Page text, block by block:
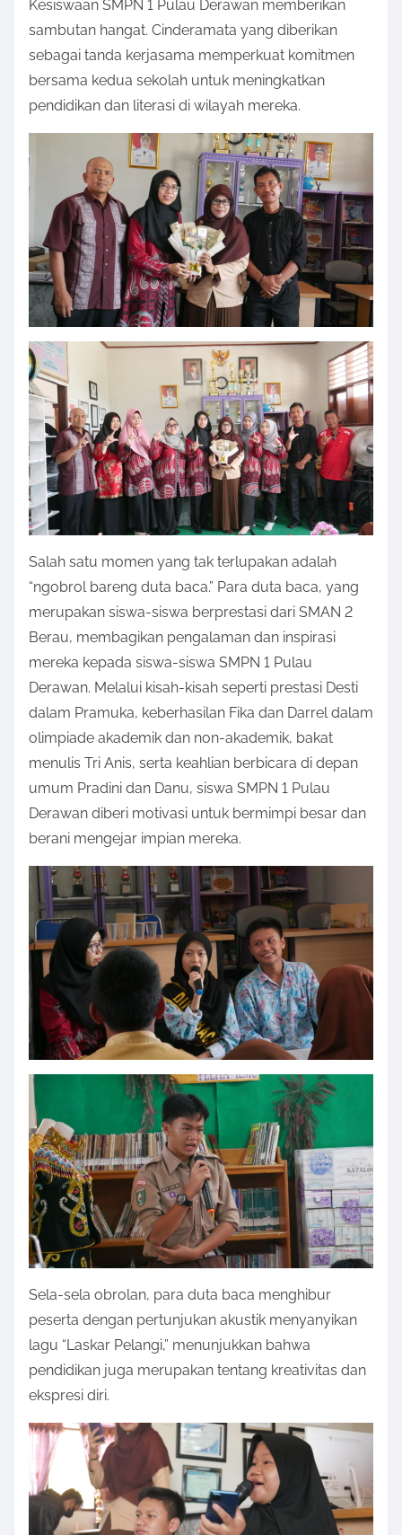
Kesiswaan SMPN 1 Pulau Derawan memberikan
sambutan hangat. Cinderamata yang diberikan
sebagai tanda kerjasama memperkuat komitmen
bersama kedua sekolah untuk meningkatkan
pendidikan dan literasi di wilayah mereka.
Salah satu momen yang tak terlupakan adalah
“ngobrol bareng duta baca.” Para duta baca, yang
merupakan siswa-siswa berprestasi dari SMAN 2
Berau, membagikan pengalaman dan inspirasi
mereka kepada siswa-siswa SMPN 1 Pulau
Derawan. Melalui kisah-kisah seperti prestasi Desti
dalam Pramuka, keberhasilan Fika dan Darrel dalam
olimpiade akademik dan non-akademik, bakat
menulis Tri Anis, serta keahlian berbicara di depan
umum Pradini dan Danu, siswa SMPN 1 Pulau
Derawan diberi motivasi untuk bermimpi besar dan
berani mengejar impian mereka.
Sela-sela obrolan, para duta baca menghibur
peserta dengan pertunjukan akustik menyanyikan
lagu “Laskar Pelangi,” menunjukkan bahwa
pendidikan juga merupakan tentang kreativitas dan
ekspresi diri.